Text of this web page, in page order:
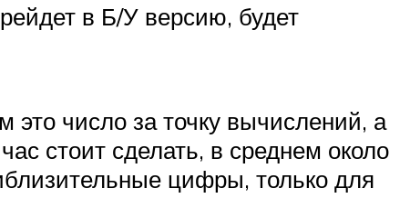
в Б/У версию, будет
это число за точку вычислений, а
стоит сделать, в среднем около
цифры, только для